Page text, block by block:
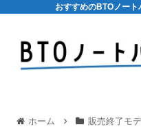
おすすめのBTOノー
ホーム 販売終了モ